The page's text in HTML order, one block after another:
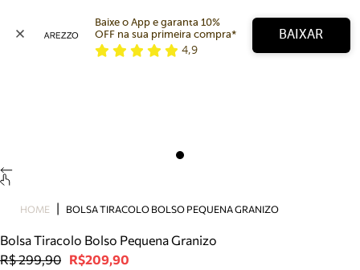
Bolsa
Tamanco
Tênis
Baixe o App e garanta 10%
OFF na sua primeira compra*
4,9
BAIXAR
HOME BOLSA TIRACOLO BOLSO PEQUENA GRANIZO
Bolsa Tiracolo Bolso Pequena Granizo
R$ 299,90 R$209,90